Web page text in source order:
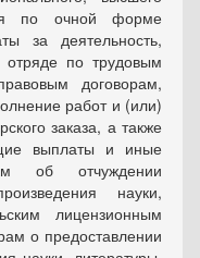
по очной форме
за деятельность,
отряде по трудовым
договорам,
работ и (или)
заказа, а также
выплаты и иные
об отчуждении
науки,
лицензионным
о предоставлении